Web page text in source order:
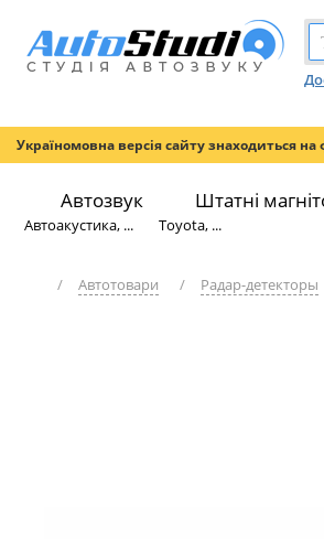
Україномовна версія сайту знаходиться
Автозвук
Автоакустика, ...
Штатні
Toyota, ...
/ Автотовари / Радар-детекторы